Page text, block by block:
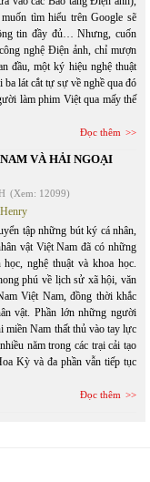
tìm hiểu trên Google sẽ
tin đầy đủ… Nhưng, cuốn
nghệ Điện ảnh, chỉ mượn
đầu, một ký hiệu nghệ thuật
ba lát cắt tự sự về nghề qua đó
làm phim Việt qua mấy thế
Đọc thêm
VÀ HẢI NGOẠI
(Xem: 12099)
tập những bút ký cá nhân,
vật Việt Nam đã có những
nghệ thuật và khoa học.
phú về lịch sử xã hội, văn
Việt Nam, đồng thời khắc
vật. Phần lớn những người
miền Nam thất thủ vào tay lực
năm trong các trại cải tạo
Kỳ và đa phần vẫn tiếp tục
Đọc thêm